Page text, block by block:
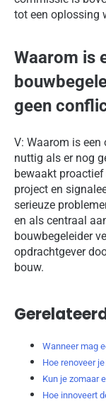
tot een oplossing
Waarom is
geen
V: Waarom is
nuttig als er nog
bewaakt
project en
serieuze
en als centraal
bouwbegeleider
opdrachtgever
bouw.
Wanneer mag
Hoe renoveer
Kun je zomaar
Hoe innoveert